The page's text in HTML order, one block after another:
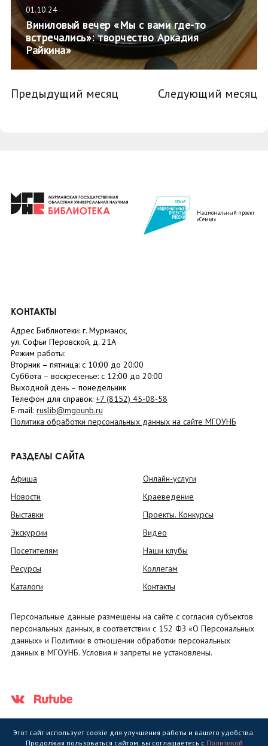
01.10.24
Виниловый вечер «Мы с вами где-то
встречались»: творчество Аркадия
Райкина»
Предыдущий месяц Следующий месяц
Национальный проект
«Семья»
КОНТАКТЫ
Адрес Библиотеки: г. Мурманск,
ул. Софьи Перовской, д. 21А
Режим работы:
Вторник – пятница: с 10:00 до 20:00
Суббота – воскресенье: c 12:00 до 20:00
Выходной день – понедельник
Телефон для справок: +7 (8152) 45-08-58
E-mail: ruslib@mgounb.ru
Политика обработки персональных данных на сайте МГОУНБ
РАЗДЕЛЫ САЙТА
Афиша
Новости
Выставки
Экскурсии
Посетителям
Ресурсы
Каталоги
Онлайн-услуги
Краеведение
Проекты. Конкурсы
Видео
Наши клубы
Коллегам
Контакты
Персональные данные размещены на сайте с согласия субъектов
персональных данных, в соответствии с 152 ФЗ «О Персональных
данных» и Политики в отношении обработки персональных
данных в МГОУНБ. Условия и запреты не установлены.
Этот сайт использует cookie для улучшения работы и вашего удобства.
Продолжая пользоваться сайтом, вы соглашаетесь с Политикой